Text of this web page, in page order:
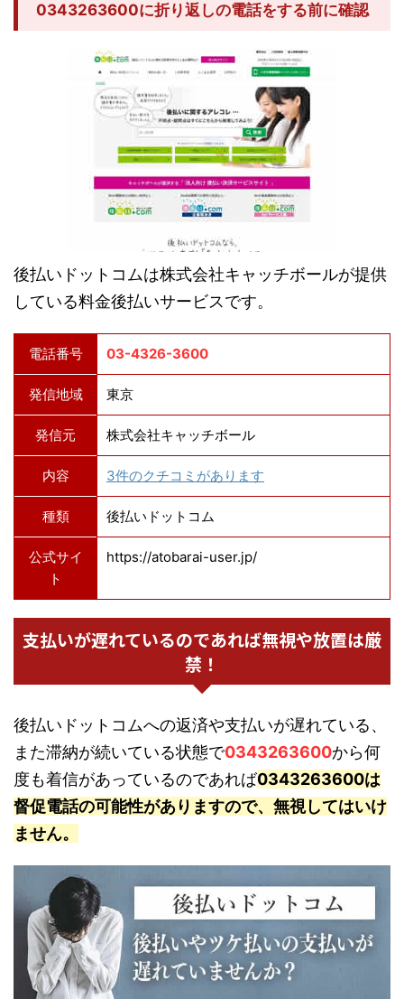
0343263600に折り返しの電話をする前に確認
後払いドットコムは株式会社キャッチボールが提供
している料金後払いサービスです。
電話番号 03-4326-3600
発信地域 東京
発信元 株式会社キャッチボール
内容 3件のクチコミがあります
種類 後払いドットコム
公式サイ
ト
https://atobarai-user.jp/
支払いが遅れているのであれば無視や放置は厳
禁！
後払いドットコムへの返済や支払いが遅れている、
また滞納が続いている状態で0343263600から何
度も着信があっているのであれば0343263600は
督促電話の可能性がありますので、無視してはいけ
ません。